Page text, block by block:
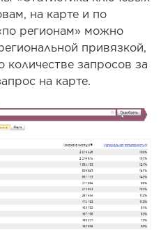
на карте и по
регионам» можно
привязкой,
количестве запросов за
на карте.